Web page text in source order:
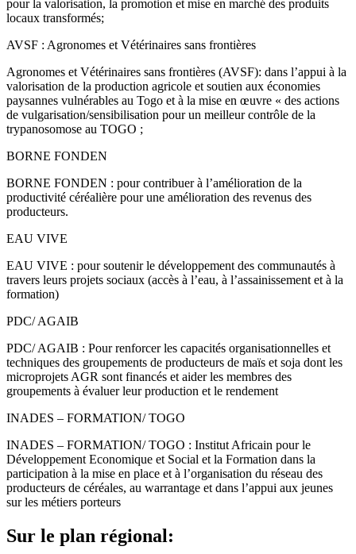
pour la valorisation, la promotion et mise en marché des produits
locaux transformés;
AVSF : Agronomes et Vétérinaires sans frontières
Agronomes et Vétérinaires sans frontières (AVSF): dans l’appui à la
valorisation de la production agricole et soutien aux économies
paysannes vulnérables au Togo et à la mise en œuvre « des actions
de vulgarisation/sensibilisation pour un meilleur contrôle de la
trypanosomose au TOGO ;
BORNE FONDEN
BORNE FONDEN : pour contribuer à l’amélioration de la
productivité céréalière pour une amélioration des revenus des
producteurs.
EAU VIVE
EAU VIVE : pour soutenir le développement des communautés à
travers leurs projets sociaux (accès à l’eau, à l’assainissement et à la
formation)
PDC/ AGAIB
PDC/ AGAIB : Pour renforcer les capacités organisationnelles et
techniques des groupements de producteurs de maïs et soja dont les
microprojets AGR sont financés et aider les membres des
groupements à évaluer leur production et le rendement
INADES – FORMATION/ TOGO
INADES – FORMATION/ TOGO : Institut Africain pour le
Développement Economique et Social et la Formation dans la
participation à la mise en place et à l’organisation du réseau des
producteurs de céréales, au warrantage et dans l’appui aux jeunes
sur les métiers porteurs
Sur le plan régional: